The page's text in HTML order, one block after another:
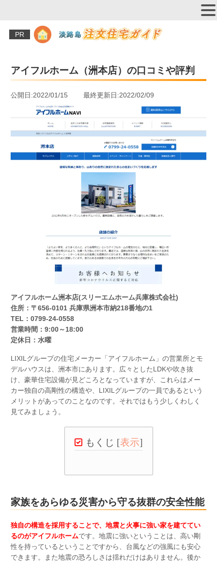
PR
アイフルホーム（洲本店）の口コミや評判
公開日:2022/01/15 最終更新日:2022/02/09
アイフルホーム洲本店(スリーエムホーム兵庫株式会社)
住所：〒656-0101 兵庫県洲本市納218番地の1
TEL：0799-24-0558
営業時間：9:00～18:00
定休日：水曜
LIXILグループの住宅メーカー「アイフルホーム」の営業所とモ
デルハウスは、洲本市にあります。広々としたLDKや吹き抜
け、豪華住宅設備が見どころとなっていますが、これらはメー
カー独自の高剛性の構造や、LIXILグループの一員であるという
メリットがあってのことなのです。それではもう少しくわしく
見てみましょう。
もくじ [表示]
家族をあらゆる災害から守る抜群の安全性能
独自の構造を採用することで、地震と火事に強い家を建ててい
るのがアイフルホームです。地震に強いということは、高い剛
性を持っているということですから、台風などの強風にも安心
できます。また地震の恐ろしさは揺れだけはありません。後か